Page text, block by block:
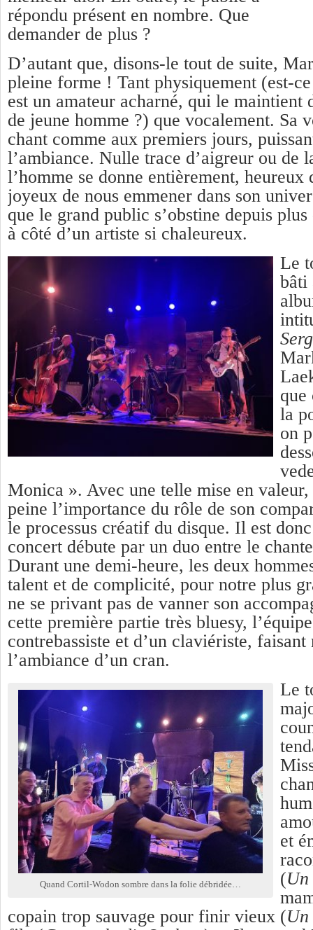
répondu présent en nombre. Que
demander de plus ?
D’autant que, disons-le tout de suite,
pleine forme ! Tant physiquement (est-
est un amateur acharné, qui le maintient
de jeune homme ?) que vocalement. Sa
chant comme aux premiers jours,
l’ambiance. Nulle trace d’aigreur ou de
l’homme se donne entièrement, heureux
joyeux de nous emmener dans son
que le grand public s’obstine depuis plus
à côté d’un artiste si chaleureux.
Le
bâti
que
la
on
Monica ». Avec une telle mise en valeur,
peine l’importance du rôle de son
le processus créatif du disque. Il est
concert débute par un duo entre le
Durant une demi-heure, les deux
talent et de complicité, pour notre plus
ne se privant pas de vanner son
cette première partie très bluesy,
contrebassiste et d’un claviériste,
l’ambiance d’un cran.
Quand Cortil-Wodon sombre dans la folie débridée…
Le
et
(
copain trop sauvage pour finir vieux (Un